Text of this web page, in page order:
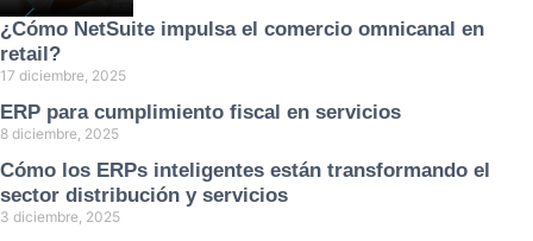
¿Cómo NetSuite impulsa el comercio omnicanal en
retail?
17 diciembre, 2025
ERP para cumplimiento fiscal en servicios
8 diciembre, 2025
Cómo los ERPs inteligentes están transformando el
sector distribución y servicios
3 diciembre, 2025